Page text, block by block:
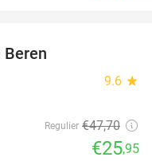
Beren
9.6 star
Regulier €47,70
€25,95